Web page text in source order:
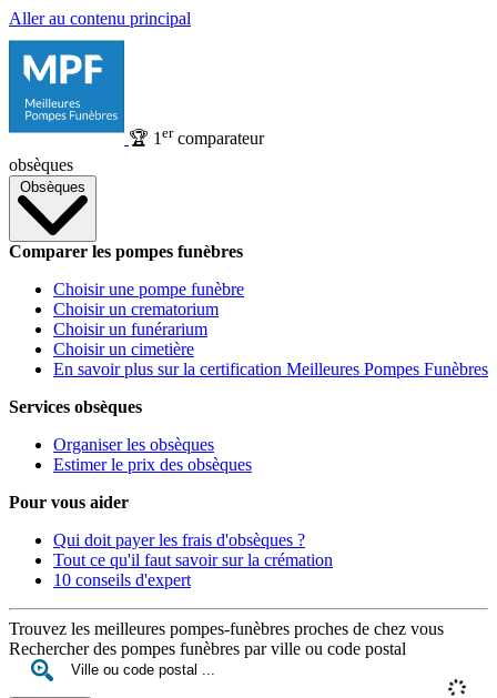
Aller au contenu principal
🏆 1 ercomparateur
obsèques
Obsèques
Comparer les pompes funèbres
Choisir une pompe funèbre
Choisir un crematorium
Choisir un funérarium
Choisir un cimetière
En savoir plus sur la certification Meilleures Pompes Funèbres
Services obsèques
Organiser les obsèques
Estimer le prix des obsèques
Pour vous aider
Qui doit payer les frais d'obsèques ?
Tout ce qu'il faut savoir sur la crémation
10 conseils d'expert
Trouvez les meilleures pompes-funèbres proches de chez vous
Rechercher des pompes funèbres par ville ou code postal